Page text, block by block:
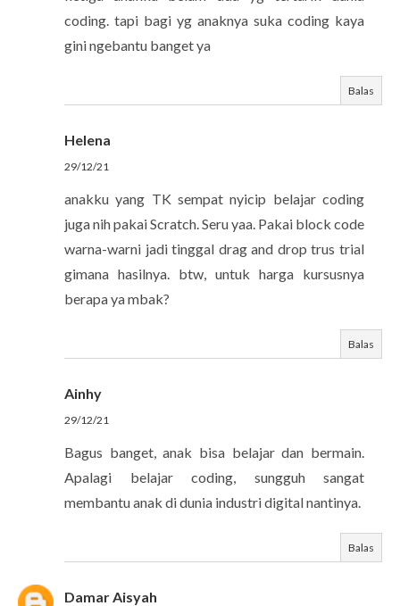
coding. tapi bagi yg anaknya suka coding kaya
gini ngebantu banget ya
Balas
Helena
29/12/21
anakku yang TK sempat nyicip belajar coding
juga nih pakai Scratch. Seru yaa. Pakai block code
warna-warni jadi tinggal drag and drop trus trial
gimana hasilnya. btw, untuk harga kursusnya
berapa ya mbak?
Balas
Ainhy
29/12/21
Bagus banget, anak bisa belajar dan bermain.
Apalagi belajar coding, sungguh sangat
membantu anak di dunia industri digital nantinya.
Balas
Damar Aisyah